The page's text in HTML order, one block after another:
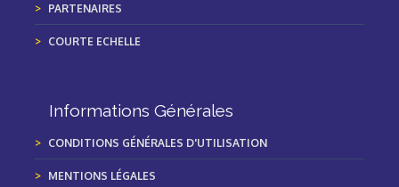
PARTENAIRES
COURTE ECHELLE
Informations Générales
CONDITIONS GÉNÉRALES D'UTILISATION
MENTIONS LÉGALES